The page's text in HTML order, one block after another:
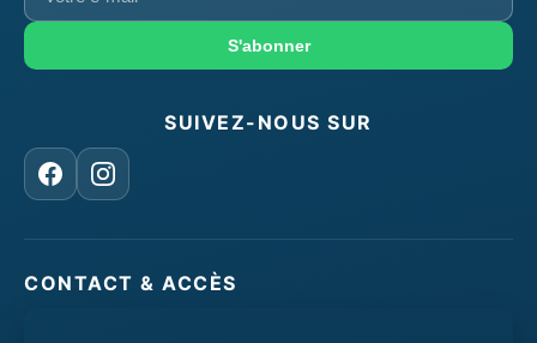
e-
S'abonner
SUIVEZ-NOUS SUR
FacebookInstagram
CONTACT & ACCÈS